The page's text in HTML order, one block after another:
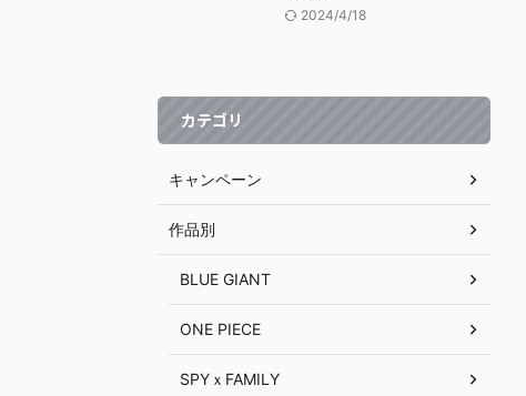
2024/4/18
カテゴリ
キャンペーン
作品別
BLUE GIANT
ONE PIECE
SPYｘFAMILY